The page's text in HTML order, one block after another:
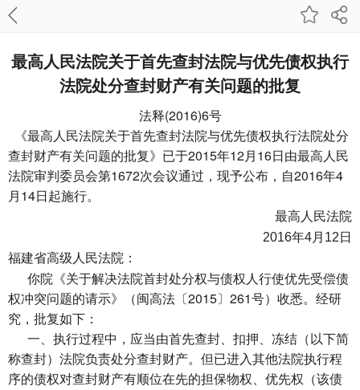
最高人民法院关于首先查封法院与优先债权执行
法院处分查封财产有关问题的批复
法释(2016)6号
《最高人民法院关于首先查封法院与优先债权执行法院处分
查封财产有关问题的批复》已于2015年12月16日由最高人民
法院审判委员会第1672次会议通过，现予公布，自2016年4
月14日起施行。
最高人民法院
2016年4月12日
福建省高级人民法院：
你院《关于解决法院首封处分权与债权人行使优先受偿债
权冲突问题的请示》（闽高法〔2015〕261号）收悉。经研
究，批复如下：
一、执行过程中，应当由首先查封、扣押、冻结（以下简
称查封）法院负责处分查封财产。但已进入其他法院执行程
序的债权对查封财产有顺位在先的担保物权、优先权（该债